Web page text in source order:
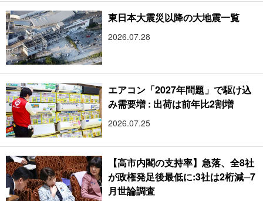
東日本大震災以降の大地震一覧
2026.07.28
エアコン「2027年問題」で駆け込
み需要増 : 出荷は前年比2割増
2026.07.25
【高市内閣の支持率】急落、全8社
が政権発足後最低に:3社は2桁減─7
月世論調査